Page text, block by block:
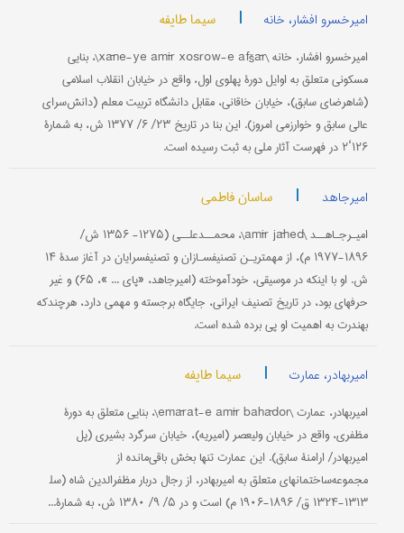
امیرخسرو افشار، خانه | سیما طایفه
امیرخسرو افشار، خانه \xāne-ye amīr xosrow-e afšār\، بنایی
مسکونی متعلق به اوایل دورۀ پهلوی اول، واقع در خیابان انقلاب اسلامی
(شاهرضای سابق)، خیابان خاقانی، مقابل دانشگاه تربیت معلم (دانش‌سرای
عالی سابق و خوارزمی امروز). این بنا در تاریخ ۲۳/ ۶/ ۱۳۷۷ ش، به شمارۀ
۱۲۶‘۲ در فهرست آثار ملی به ثبت رسیده است.
امیرجاهد | ساسان فاطمی
امیـرجـاهــد \amīr jāhed\، محمــدعلــی (۱۲۷۵- ۱۳۵۶ ش/
۱۸۹۶-۱۹۷۷ م)، از مهم‏تریـن تصنیف‏سـازان و تصنیف‏سرایان در آغاز سدۀ ۱۴
ش. او با اینکه در موسیقی، خودآموخته (امیرجاهد، «پای ... »، ۶۵) و غیر
حرفه‏ای بود، در تاریخ تصنیف‏ ایرانی، جایگاه برجسته و مهمی دارد، هرچندکه
به‏ندرت به اهمیت او پی برده شده است.
امیربهادر، عمارت | سیما طایفه
امیربهادر، عمارت \emārat-e amīr bahādor\، بنایی متعلق به دورۀ
مظفری، واقع در خیابان ولیعصر (امیریه)، خیابان سرگرد بشیری (پل
امیربهادر/ ارامنۀ سابق). این عمارت تنها بخش باقی‌مانده از
مجموعه‌ساختمانهای متعلق به امیربهادر، از رجال دربار مظفرالدین شاه (سل‍
۱۳۱۳-۱۳۲۴ ق/ ۱۸۹۶-۱۹۰۶ م) است و در ۵/ ۹/ ۱۳۸۰ ش، به شمارۀ...